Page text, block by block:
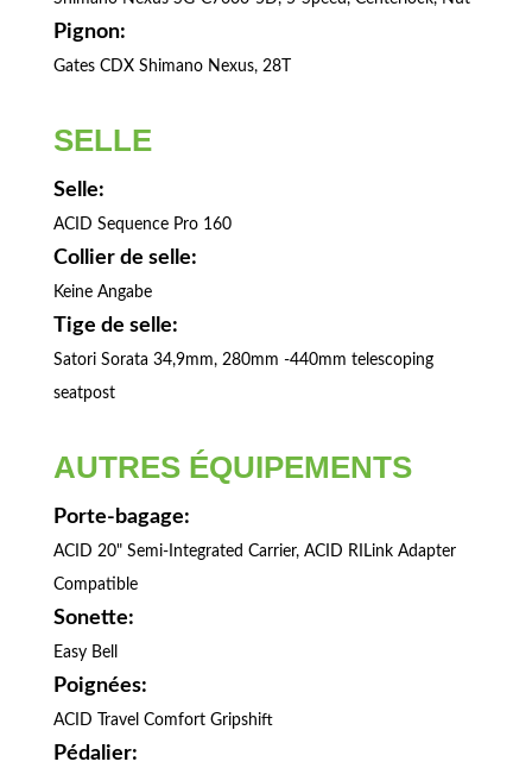
Pignon:
Gates CDX Shimano Nexus, 28T
SELLE
Selle:
ACID Sequence Pro 160
Collier de selle:
Keine Angabe
Tige de selle:
Satori Sorata 34,9mm, 280mm -440mm telescoping
seatpost
AUTRES ÉQUIPEMENTS
Porte-bagage:
ACID 20" Semi-Integrated Carrier, ACID RILink Adapter
Compatible
Sonette:
Easy Bell
Poignées:
ACID Travel Comfort Gripshift
Pédalier: